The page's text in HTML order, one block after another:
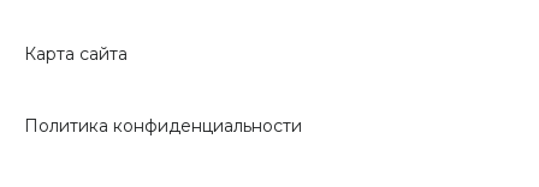
Карта сайта
Политика конфиденциальности